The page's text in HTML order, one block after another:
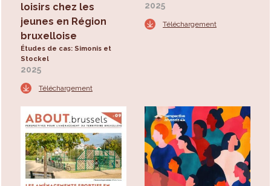
loisirs chez les
jeunes en Région
bruxelloise
Études de cas: Simonis et
Stockel
2025
Téléchargement
2025
Téléchargement